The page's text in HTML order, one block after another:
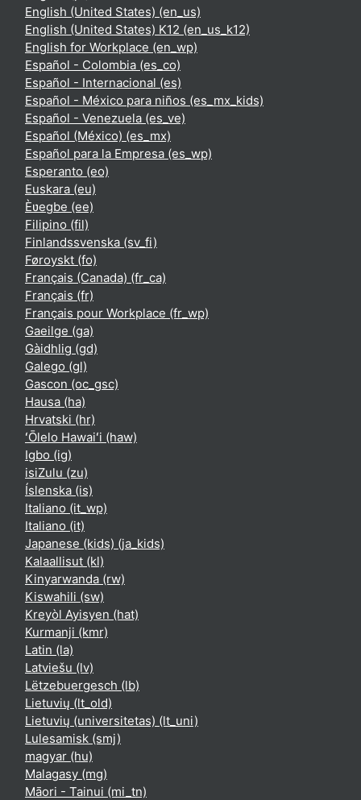
English (United States) ‎(en_us)‎
English (United States) K12 ‎(en_us_k12)‎
English for Workplace ‎(en_wp)‎
Español - Colombia ‎(es_co)‎
Español - Internacional ‎(es)‎
Español - México para niños ‎(es_mx_kids)‎
Español - Venezuela ‎(es_ve)‎
Español (México) ‎(es_mx)‎
Español para la Empresa ‎(es_wp)‎
Esperanto ‎(eo)‎
Euskara ‎(eu)‎
Èʋegbe ‎(ee)‎
Filipino ‎(fil)‎
Finlandssvenska ‎(sv_fi)‎
Føroyskt ‎(fo)‎
Français (Canada) ‎(fr_ca)‎
Français ‎(fr)‎
Français pour Workplace ‎(fr_wp)‎
Gaeilge ‎(ga)‎
Gàidhlig ‎(gd)‎
Galego ‎(gl)‎
Gascon ‎(oc_gsc)‎
Hausa ‎(ha)‎
Hrvatski ‎(hr)‎
ʻŌlelo Hawaiʻi ‎(haw)‎
Igbo ‎(ig)‎
isiZulu ‎(zu)‎
Íslenska ‎(is)‎
Italiano ‎(it_wp)‎
Italiano ‎(it)‎
Japanese (kids) ‎(ja_kids)‎
Kalaallisut ‎(kl)‎
Kinyarwanda ‎(rw)‎
Kiswahili ‎(sw)‎
Kreyòl Ayisyen ‎(hat)‎
Kurmanji ‎(kmr)‎
Latin ‎(la)‎
Latviešu ‎(lv)‎
Lëtzebuergesch ‎(lb)‎
Lietuvių ‎(lt_old)‎
Lietuvių (universitetas) ‎(lt_uni)‎
Lulesamisk ‎(smj)‎
magyar ‎(hu)‎
Malagasy ‎(mg)‎
Māori - Tainui ‎(mi_tn)‎